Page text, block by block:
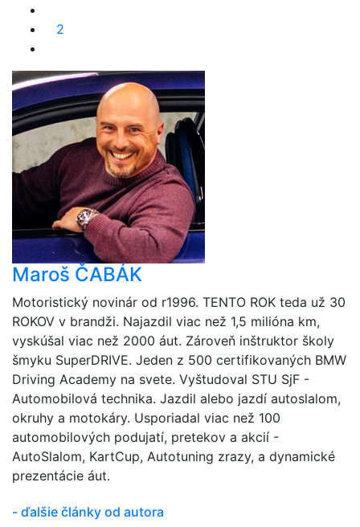
2
Maroš ČABÁK
Motoristický novinár od r1996. TENTO ROK teda už 30
ROKOV v brandži. Najazdil viac než 1,5 milióna km,
vyskúšal viac než 2000 áut. Zároveň inštruktor školy
šmyku SuperDRIVE. Jeden z 500 certifikovaných BMW
Driving Academy na svete. Vyštudoval STU SjF -
Automobilová technika. Jazdil alebo jazdí autoslalom,
okruhy a motokáry. Usporiadal viac než 100
automobilových podujatí, pretekov a akcií -
AutoSlalom, KartCup, Autotuning zrazy, a dynamické
prezentácie áut.
- ďalšie články od autora